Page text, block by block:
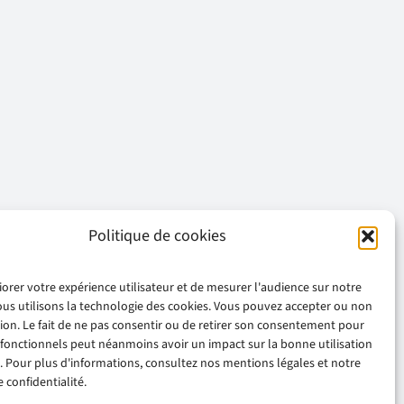
Politique de cookies
votre expérience utilisateur et de mesurer l'audience sur notre
utilisons la technologie des cookies. Vous pouvez accepter ou non
Le fait de ne pas consentir ou de retirer son consentement pour
peut néanmoins avoir un impact sur la bonne utilisation
Pour plus d'informations, consultez nos mentions légales et notre
confidentialité.